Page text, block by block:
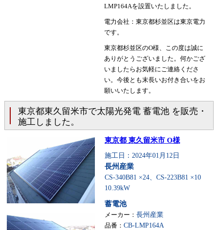
LMP164Aを設置いたしました。
電力会社：東京都杉並区は東京電力
です。
東京都杉並区のO様、この度は誠に
ありがとうございました。何かござ
いましたらお気軽にご連絡くださ
い。今後とも末長いお付き合いをお
願いいたします。
東京都東久留米市で太陽光発電 蓄電池 を販売・
施工しました。
東京都 東久留米市 O様
施工日：2024年01月12日
長州産業
CS-340B81 ×24、CS-223B81 ×10
10.39kW
蓄電池
メーカー： 長州産業
品番： CB-LMP164A